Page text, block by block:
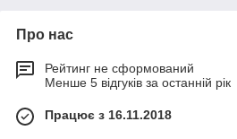
Про нас
Рейтинг не сформований
Менше 5 відгуків за останній рік
Працює з 16.11.2018